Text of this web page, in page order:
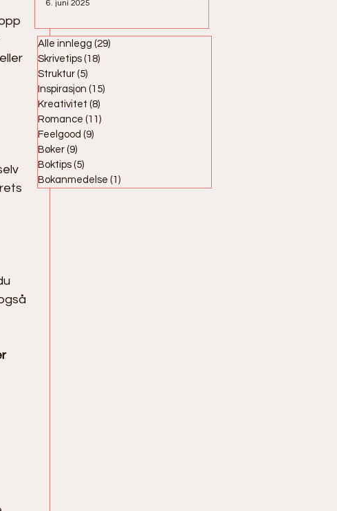
Alle innlegg (29)
Skrivetips (18)
Struktur (5)
Inspirasjon (15)
Kreativitet (8)
Romance (11)
Feelgood (9)
Bøker (9)
Boktips (5)
Bokanmedelse (1)
6. juni 2025